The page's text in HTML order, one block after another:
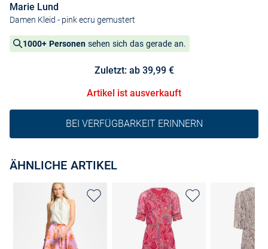
Marie Lund
Damen Kleid - pink ecru gemustert
1000+ Personen sehen sich das gerade an.
Zuletzt: ab 39,99 €
Artikel ist ausverkauft
BEI VERFÜGBARKEIT ERINNERN
ÄHNLICHE ARTIKEL